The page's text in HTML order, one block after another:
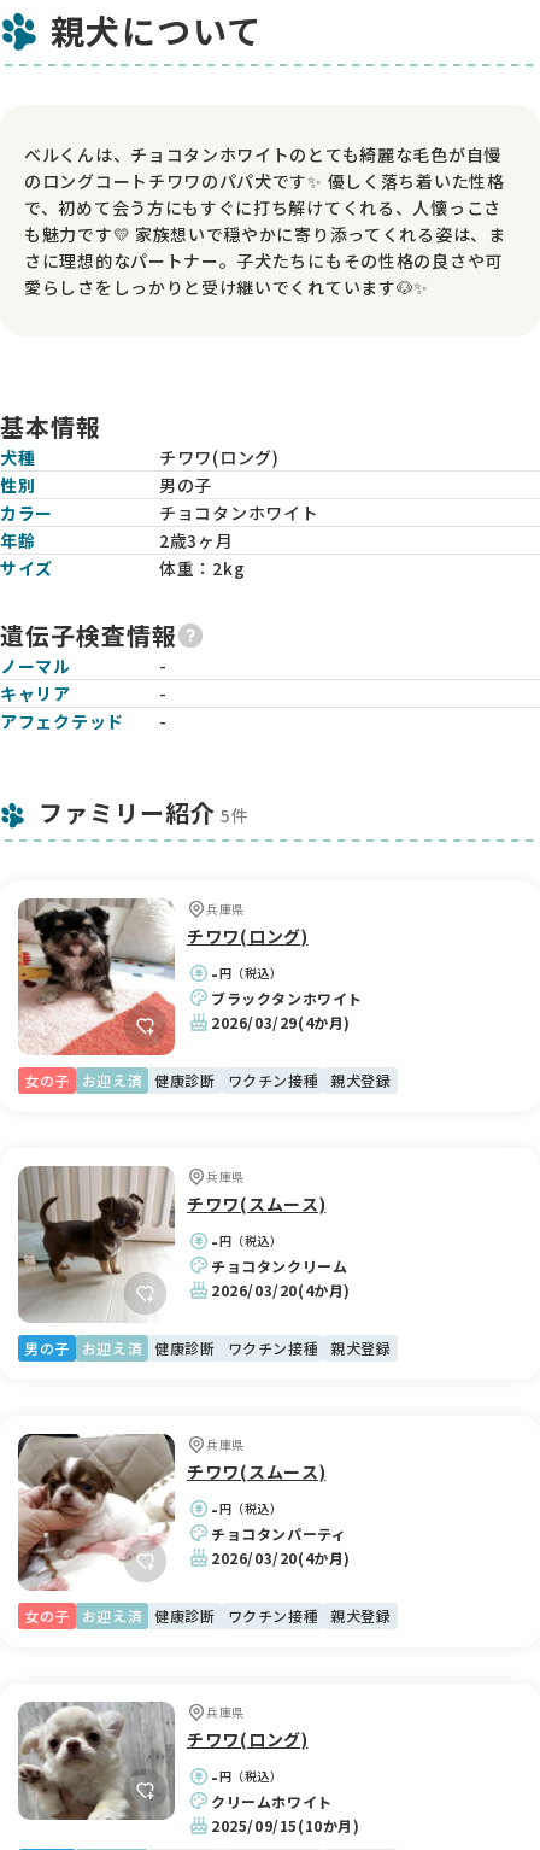
親犬について
ベルくんは、チョコタンホワイトのとても綺麗な毛色が自慢
のロングコートチワワのパパ犬です✨ 優しく落ち着いた性格
で、初めて会う方にもすぐに打ち解けてくれる、人懐っこさ
も魅力です💛 家族想いで穏やかに寄り添ってくれる姿は、ま
さに理想的なパートナー。子犬たちにもその性格の良さや可
愛らしさをしっかりと受け継いでくれています🐶✨
基本情報
犬種
チワワ(ロング)
性別
男の子
カラー
チョコタンホワイト
年齢
2歳3ヶ月
サイズ
体重： 2kg
遺伝子検査情報
ノーマル
-
キャリア
-
アフェクテッド
-
ファミリー紹介 5件
兵庫県
チワワ(ロング)
-円（税込）
ブラックタンホワイト
2026/03/29(4か月)
女の子 お迎え済 健康診断 ワクチン接種 親犬登録
兵庫県
チワワ(スムース)
-円（税込）
チョコタンクリーム
2026/03/20(4か月)
男の子 お迎え済 健康診断 ワクチン接種 親犬登録
兵庫県
チワワ(スムース)
-円（税込）
チョコタンパーティ
2026/03/20(4か月)
女の子 お迎え済 健康診断 ワクチン接種 親犬登録
兵庫県
チワワ(ロング)
-円（税込）
クリームホワイト
2025/09/15(10か月)